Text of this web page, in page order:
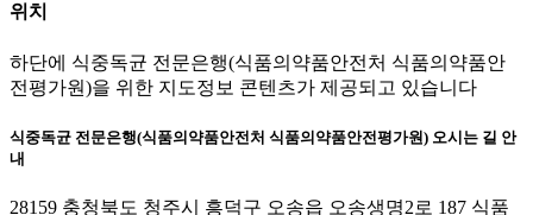
위치
하단에 식중독균 전문은행(식품의약품안전처 식품의약품안
전평가원)을 위한 지도정보 콘텐츠가 제공되고 있습니다
식중독균 전문은행(식품의약품안전처 식품의약품안전평가원) 오시는 길 안
내
28159 충청북도 청주시 흥덕구 오송읍 오송생명2로 187 식품